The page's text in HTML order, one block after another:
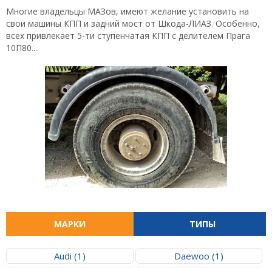
Многие владельцы МАЗов, имеют желание установить на
свои машины КПП и задний мост от Шкода-ЛИАЗ. Особенно,
всех привлекает 5-ти ступенчатая КПП с делителем Прага
10П80....
МАРКИ ТИПЫ
Audi (1)
Daewoo (1)